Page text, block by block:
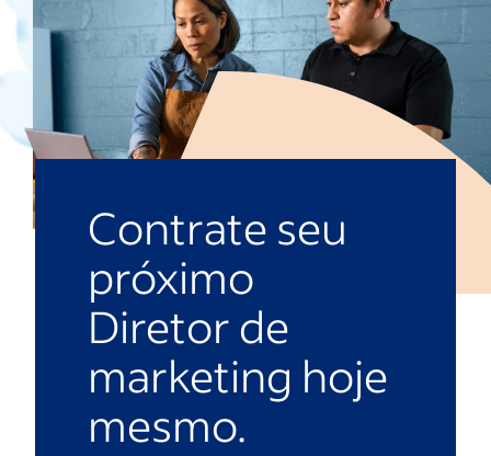
Contrate seu
próximo
Diretor de
marketing hoje
mesmo.